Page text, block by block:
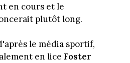
en cours et le
plutôt long.
le média sportif,
en lice Foster